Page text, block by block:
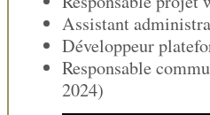
Assistant
Développeur
Responsable
2024)